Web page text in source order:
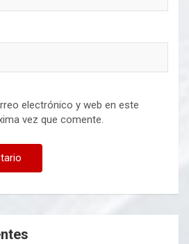
electrónico y web en este
vez que comente.